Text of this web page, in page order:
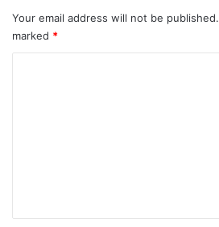
Your email address will not be published.
marked *